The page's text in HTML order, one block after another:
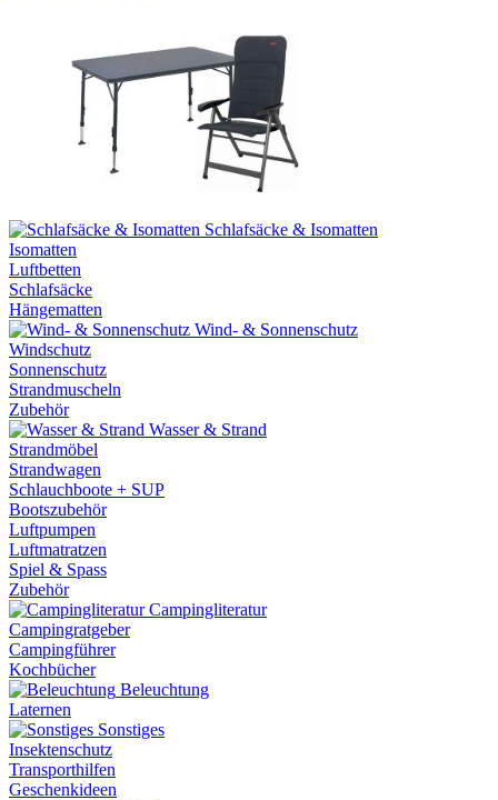
Schlafsäcke & Isomatten
Isomatten
Luftbetten
Schlafsäcke
Hängematten
Wind- & Sonnenschutz
Windschutz
Sonnenschutz
Strandmuscheln
Zubehör
Wasser & Strand
Strandmöbel
Strandwagen
Schlauchboote + SUP
Bootszubehör
Luftpumpen
Luftmatratzen
Spiel & Spass
Zubehör
Campingliteratur
Campingratgeber
Campingführer
Kochbücher
Beleuchtung
Laternen
Sonstiges
Insektenschutz
Transporthilfen
Geschenkideen